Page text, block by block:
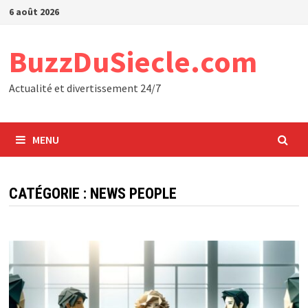
Passer
6 août 2026
BuzzDuSiecle.com
Actualité et divertissement 24/7
MENU
CATÉGORIE : NEWS PEOPLE